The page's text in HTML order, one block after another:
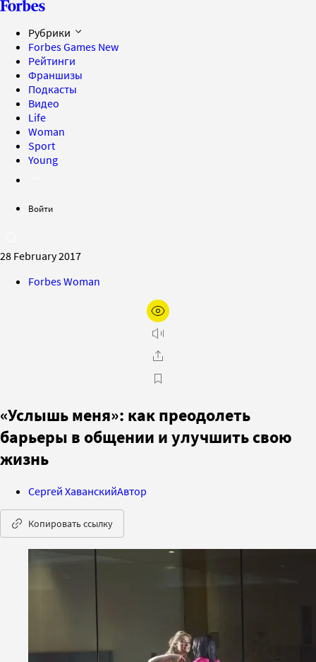
Рубрики
Forbes Games New
Рейтинги
Франшизы
Подкасты
Видео
Life
Woman
Sport
Young
Войти
28 February 2017
Forbes Woman
«Услышь меня»: как преодолеть
барьеры в общении и улучшить свою
жизнь
Сергей ХаванскийАвтор
Копировать ссылку